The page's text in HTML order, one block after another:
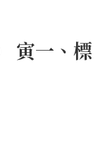
寅一、標